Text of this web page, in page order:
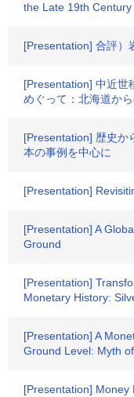
the Late 19th Century
[Presentation] 合評）
[Presentation] 中近世
めぐって：北海道か
[Presentation] 歴史か
本の事例を中心に
[Presentation]
[Presentation] A
Ground
[Presentation]
Monetary History:
[Presentation] A
Ground Level: Myth
[Presentation]